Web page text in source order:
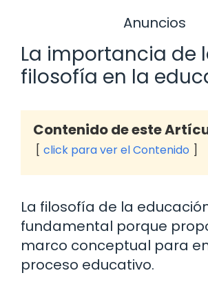
Anuncios
La importancia de
filosofía en la
Contenido de este
click para ver el Contenido
La filosofía de la
fundamental porque
marco conceptual para
proceso educativo.